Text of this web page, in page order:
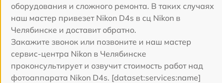
оборудования и сложного ремонта. В таких случаях
наш мастер привезет Nikon D4s в сц Nikon в
Челябинске и доставит обратно.
Закажите звонок или позвоните и наш мастер
сервис-центра Nikon в Челябинске
проконсультирует и озвучит стоимость работ над
фотоаппарата Nikon D4s. [dataset:services:name]